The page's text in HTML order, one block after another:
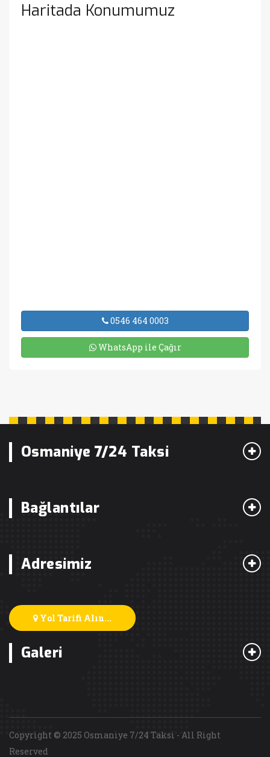
Haritada Konumumuz
0546 464 0003
WhatsApp ile Çağır
Osmaniye 7/24 Taksi
Bağlantılar
Adresimiz
Yol Tarifi Alın...
Galeri
Copyright © 2025 Osmaniye 7/24 Taksi - All Right
Reserved